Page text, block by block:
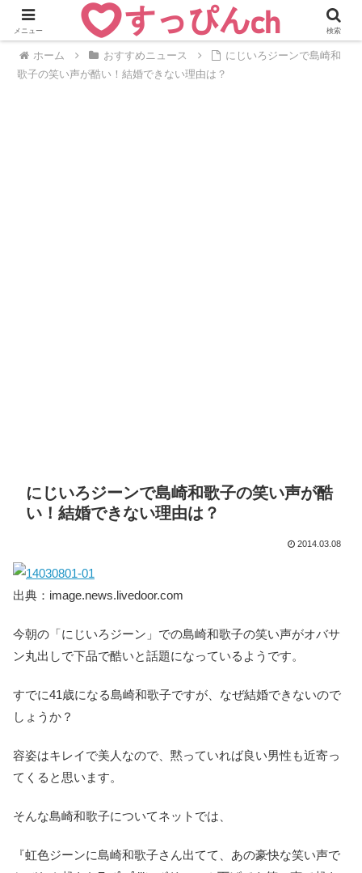
ホーム おすすめニュース
にじいろジーンで島崎和
歌子の笑い声が酷い！結婚できない理由は？
にじいろジーンで島崎和歌子の笑い声が酷
い！結婚できない理由は？
2014.03.08
出典：image.news.livedoor.com
今朝の「にじいろジーン」での島崎和歌子の笑い声がオバサ
ン丸出しで下品で酷いと話題になっているようです。
すでに41歳になる島崎和歌子ですが、なぜ結婚できないので
しょうか？
容姿はキレイで美人なので、黙っていれば良い男性も近寄っ
てくると思います。
そんな島崎和歌子についてネットでは、
『虹色ジーンに島崎和歌子さん出てて、あの豪快な笑い声で
メニュー 検索